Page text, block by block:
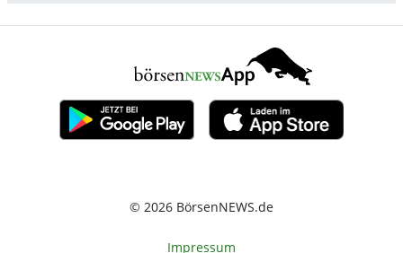
© 2026 BörsenNEWS.de
Impressum